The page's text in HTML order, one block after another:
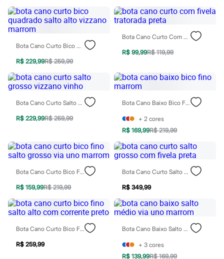
Calçados
Botas
Chinelos
Sandálias
Sapatilhas
Tênis
Marcas
City
Clock House
Mindset
Yessica
Blusas
Calçados
Shorts e Bermudas
Tops
Moda íntima
Calcinhas
Cintas e Modeladores
Meias
Pijamas
Moda praia
Bota Cano Curto Bico Quadrado Salto Alto Vizzano Marrom
R$ 229,99R$ 259,99
Bota Cano Curto Com Fivela Tratorada Preta
R$ 99,99R$ 119,99
Bota Cano Curto Salto Grosso Vizzano Vinho
R$ 229,99R$ 259,99
Bota Cano Baixo Bico Fino Marrom
+ 2 cores
R$ 169,99R$ 219,99
Bota Cano Curto Bico Fino Salto Grosso Via Uno Marrom
R$ 159,99R$ 219,99
Bota Cano Curto Salto Grosso Com Fivela Preta
R$ 349,99
Bota Cano Curto Bico Fino Salto Alto Com Corrente Preto
R$ 259,99
Bota Cano Baixo Salto Médio Via Uno Marrom
+ 3 cores
R$ 139,99R$ 169,99